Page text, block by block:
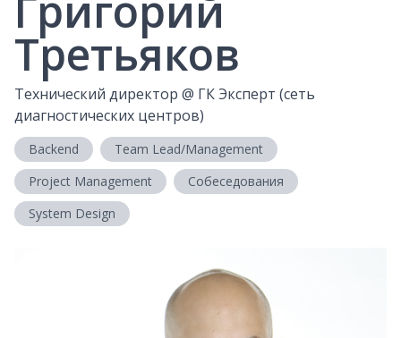
Третьяков
Технический директор @ ГК Эксперт (сеть
диагностических центров)
Backend
Team Lead/Management
Project Management
Собеседования
System Design